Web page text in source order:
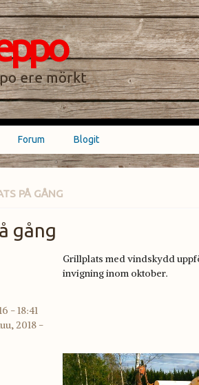
ere mörkt
Forum Blogit
PÅ GÅNG
gång
- 18:41
2018 -
Grillplats med vindskydd
invigning inom oktober.